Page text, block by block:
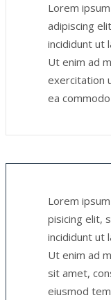
Lorem
adipiscing
incididunt ut
Ut enim ad
exercitation
ea
Lorem
pisicing elit,
incididunt ut
Ut enim ad
sit amet,
eiusmod